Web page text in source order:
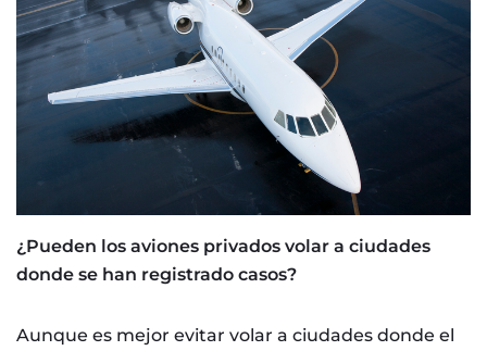
¿Pueden los aviones privados volar a ciudades
donde se han registrado casos?
Aunque es mejor evitar volar a ciudades donde el